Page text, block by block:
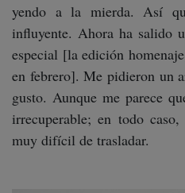
yendo a la mierda. Así
influyente. Ahora ha salido
especial [la edición
en febrero]. Me pidieron un
gusto. Aunque me parece
irrecuperable; en todo
muy difícil de trasladar.